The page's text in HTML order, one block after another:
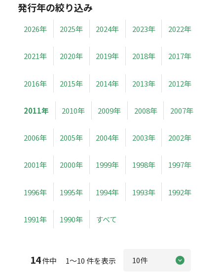
発行年の絞り込み
2026年 2025年 2024年 2023年 2022年
2021年 2020年 2019年 2018年 2017年
2016年 2015年 2014年 2013年 2012年
2011年 2010年 2009年 2008年 2007年
2006年 2005年 2004年 2003年 2002年
2001年 2000年 1999年 1998年 1997年
1996年 1995年 1994年 1993年 1992年
1991年 1990年 すべて
14件中 1～10 件を表示